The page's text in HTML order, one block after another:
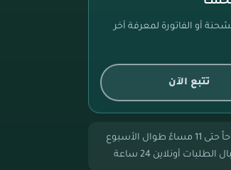
أو الفاتورة لمعرفة آخر
تتبع الآن
من 7 صباحاً حتى 11 مساءً طوال الأسبوع
أونلاين 24 ساعة